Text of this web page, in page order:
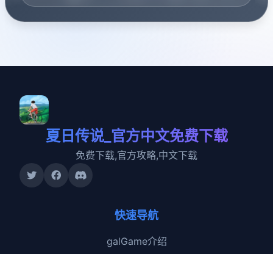
夏日传说_官方中文免费下载
免费下载,官方攻略,中文下载
快速导航
galGame介绍